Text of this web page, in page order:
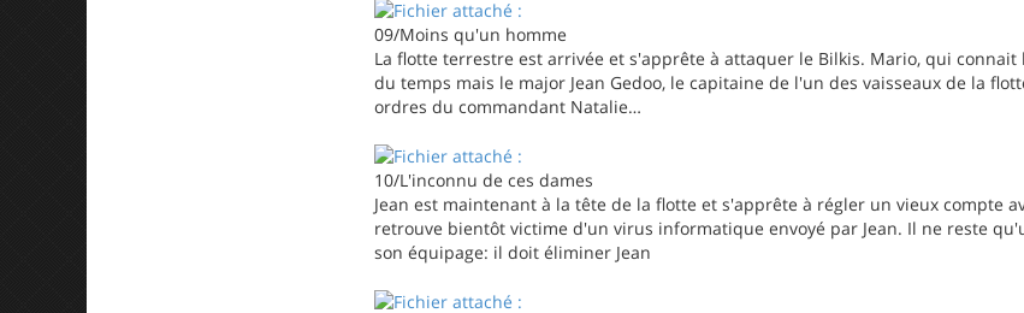
09/Moins qu'un homme
La flotte terrestre est arrivée et s'apprête à attaquer le Bilkis. Mario, qui
du temps mais le major Jean Gedoo, le capitaine de l'un des vaisseaux de la
ordres du commandant Natalie…
10/L'inconnu de ces dames
Jean est maintenant à la tête de la flotte et s'apprête à régler un vieux compte
retrouve bientôt victime d'un virus informatique envoyé par Jean. Il ne reste
son équipage: il doit éliminer Jean